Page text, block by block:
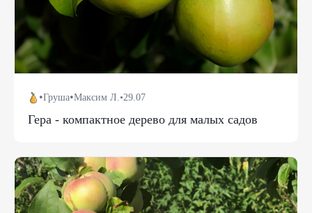
•Груша•Максим Л.•29.07
Гера - компактное дерево для малых садов